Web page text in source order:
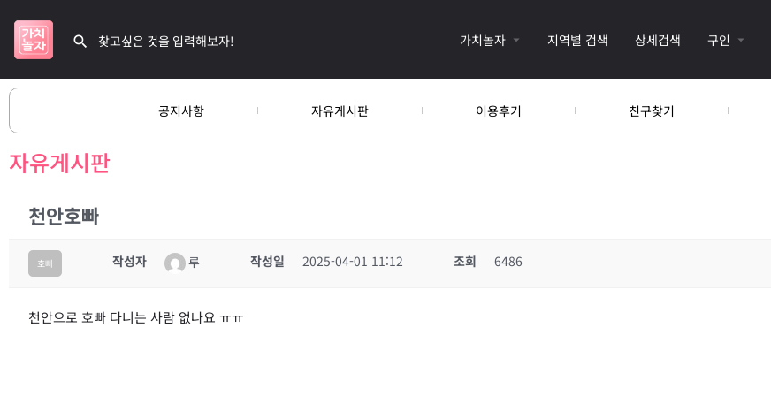
가치놀자 지역별 검색 상세검색 구인
공지사항 자유게시판 이용후기 친구찾기
자유게시판
천안호빠
호빠 작성자 루 작성일 2025-04-01 11:12 조회 6486
천안으로 호빠 다니는 사람 없나요 ㅠㅠ